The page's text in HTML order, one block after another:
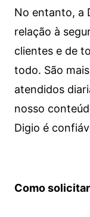
No entanto, a
relação à
clientes e de
todo. São
atendidos
nosso
Digio é
Como